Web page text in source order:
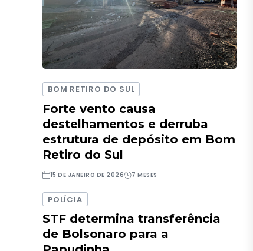
BOM RETIRO DO SUL
Forte vento causa
destelhamentos e derruba
estrutura de depósito em Bom
Retiro do Sul
15 DE JANEIRO DE 2026 7 MESES
POLÍCIA
STF determina transferência
de Bolsonaro para a